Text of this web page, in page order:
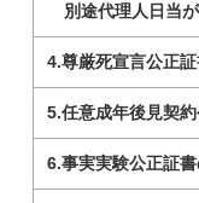
別途代理人日当
4.尊厳死宣言公正
5.任意成年後見契
6.事実実験公正証